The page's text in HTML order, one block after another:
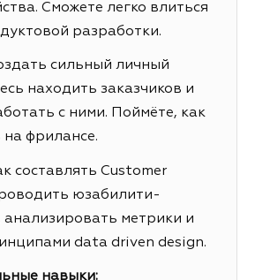
Сможете легко влиться
разработки.
сильный личный
находить заказчиков и
с ними. Поймёте, как
фрилансе.
составлять Customer
юзабилити-
анализировать метрики и
data driven design.
навыки: